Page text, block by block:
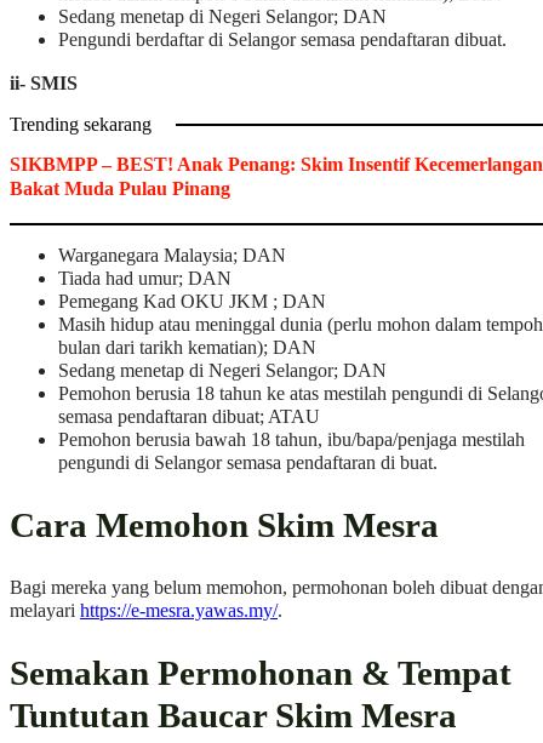
Sedang menetap di Negeri Selangor; DAN
Pengundi berdaftar di Selangor semasa pendaftaran dibuat.
ii- SMIS
Trending sekarang
SIKBMPP – BEST! Anak Penang: Skim Insentif Kecemerlangan
Bakat Muda Pulau Pinang
Warganegara Malaysia; DAN
Tiada had umur; DAN
Pemegang Kad OKU JKM ; DAN
Masih hidup atau meninggal dunia (perlu mohon dalam
bulan dari tarikh kematian); DAN
Sedang menetap di Negeri Selangor; DAN
Pemohon berusia 18 tahun ke atas mestilah pengundi di
semasa pendaftaran dibuat; ATAU
Pemohon berusia bawah 18 tahun, ibu/bapa/penjaga mestilah
pengundi di Selangor semasa pendaftaran di buat.
Cara Memohon Skim Mesra
Bagi mereka yang belum memohon, permohonan boleh dibuat
melayari https://e-mesra.yawas.my/.
Semakan Permohonan & Tempat
Tuntutan Baucar Skim Mesra